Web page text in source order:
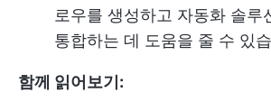
로우를 생성하고 자동화 솔루
통합하는 데 도움을 줄 수 있
함께 읽어보기: